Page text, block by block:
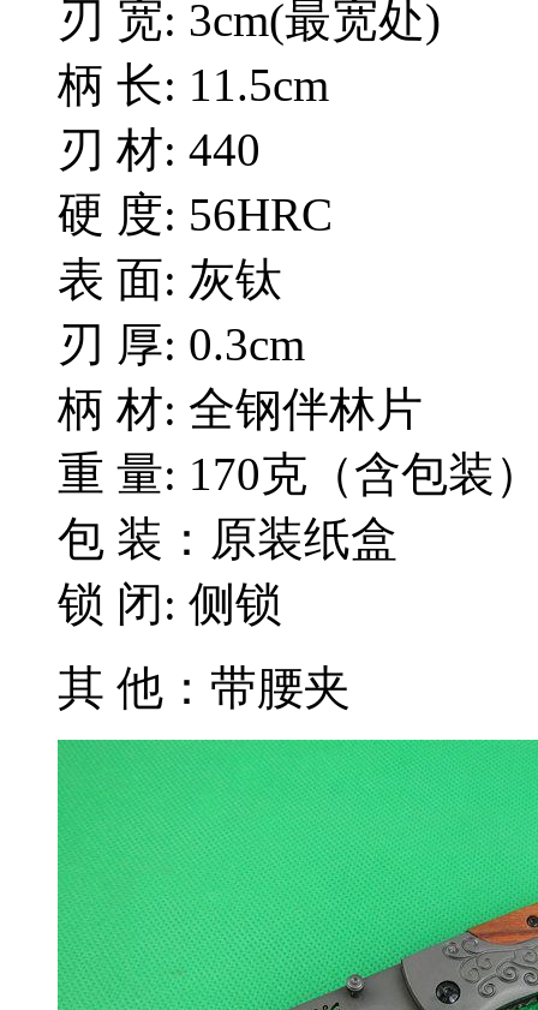
刃 宽: 3cm(最宽处)
柄 长: 11.5cm
刃 材: 440
硬 度: 56HRC
表 面: 灰钛
刃 厚: 0.3cm
柄 材: 全钢伴林片
重 量: 170克（含包装
包 装：原装纸盒
锁 闭: 侧锁
其 他：带腰夹